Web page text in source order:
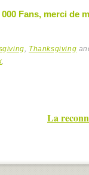
Fans, merci de
, Thanksgiving
.
La